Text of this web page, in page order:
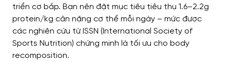
triển cơ bắp. Bạn nên đặt mục tiêu tiêu thụ 1.6–2.2g
protein/kg cân nặng cơ thể mỗi ngày – mức được
các nghiên cứu từ ISSN (International Society of
Sports Nutrition) chứng minh là tối ưu cho body
recomposition.